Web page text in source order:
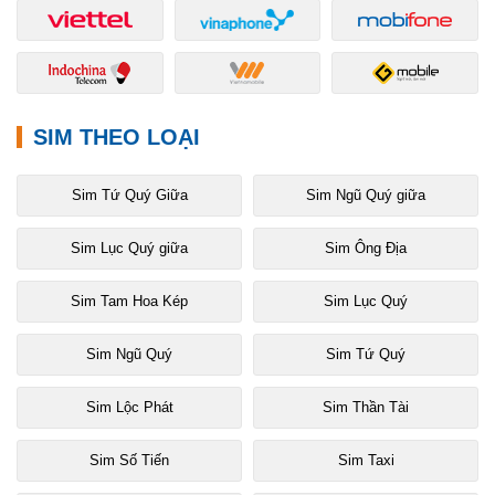
SIM THEO LOẠI
Sim Tứ Quý Giữa Sim Ngũ Quý giữa
Sim Lục Quý giữa Sim Ông Địa
Sim Tam Hoa Kép Sim Lục Quý
Sim Ngũ Quý Sim Tứ Quý
Sim Lộc Phát Sim Thần Tài
Sim Số Tiến Sim Taxi